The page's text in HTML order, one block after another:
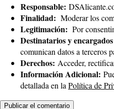
Responsable:
Finalidad: Moderar los
Legitimación: Por
Destinatarios y
comunican datos a terceros
Derechos: Acceder,
Información Adicional:
detallada en laPolítica de